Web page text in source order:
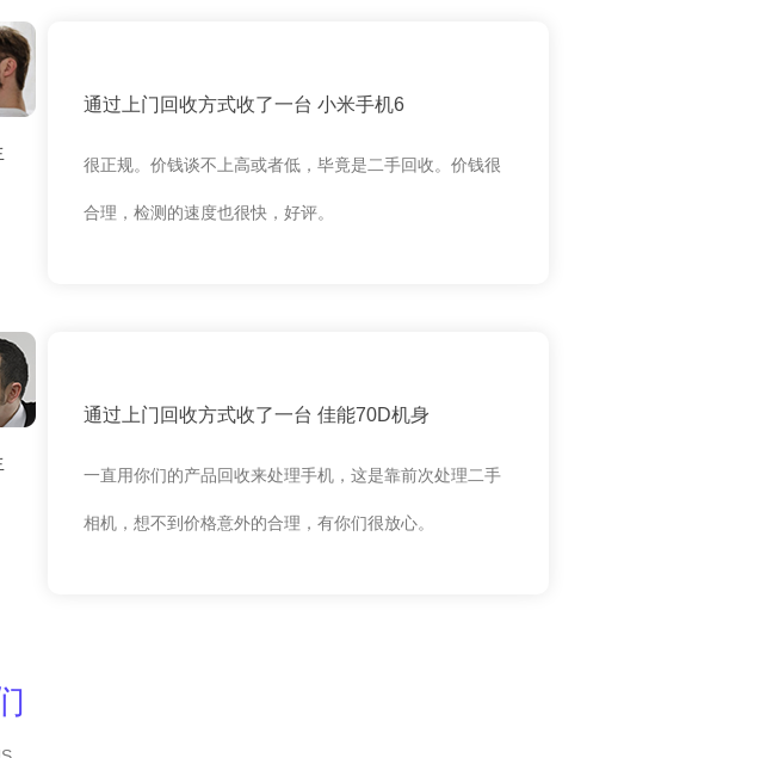
通过上门回收方式收了一台 小米手机6
很正规。价钱谈不上高或者低，毕竟是二手回收。价钱很
合理，检测的速度也很快，好评。
通过上门回收方式收了一台 佳能70D机身
一直用你们的产品回收来处理手机，这是靠前次处理二手
相机，想不到价格意外的合理，有你们很放心。